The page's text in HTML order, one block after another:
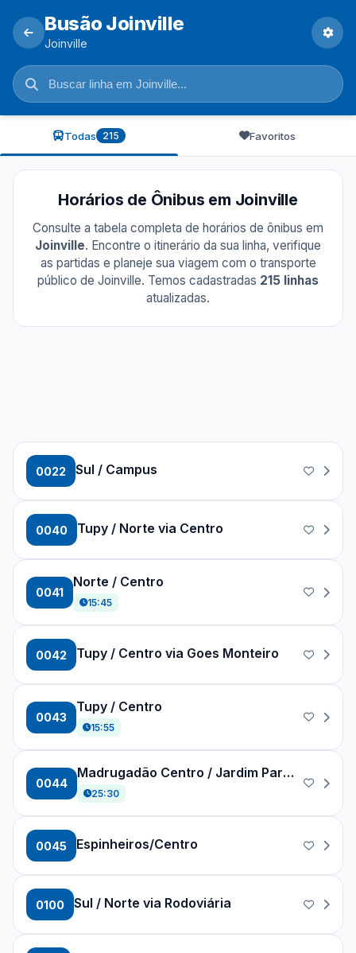
Busão Joinville
Joinville
Todas 215 Favoritos
Horários de Ônibus em Joinville
Consulte a tabela completa de horários de ônibus em
Joinville. Encontre o itinerário da sua linha, verifique
as partidas e planeje sua viagem com o transporte
público de Joinville. Temos cadastradas 215 linhas
atualizadas.
0022 Sul / Campus
0040 Tupy / Norte via Centro
0041
Norte / Centro
15:45
0042 Tupy / Centro via Goes Monteiro
0043
Tupy / Centro
15:55
0044
Madrugadão Centro / Jardim Paraíso
25:30
0045 Espinheiros/Centro
0100 Sul / Norte via Rodoviária